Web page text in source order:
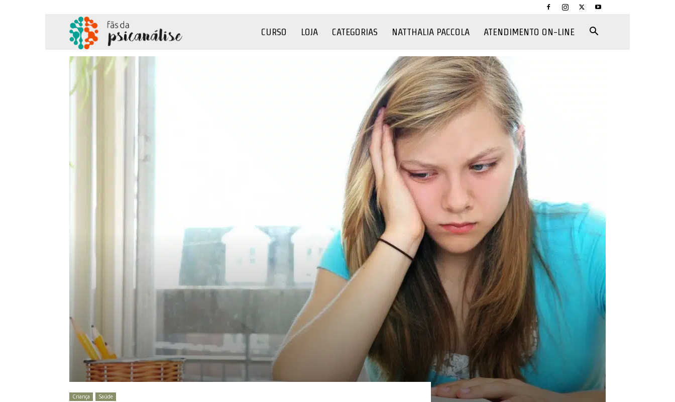
CURSO LOJA CATEGORIAS NATTHALIA PACCOLA ATENDIMENTO ON-LINE
Criança Saúde